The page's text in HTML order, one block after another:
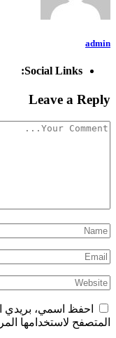
admin
Social Links:
Leave a Reply
احفظ اسمي، بريدي
المتصفح لاستخدامها